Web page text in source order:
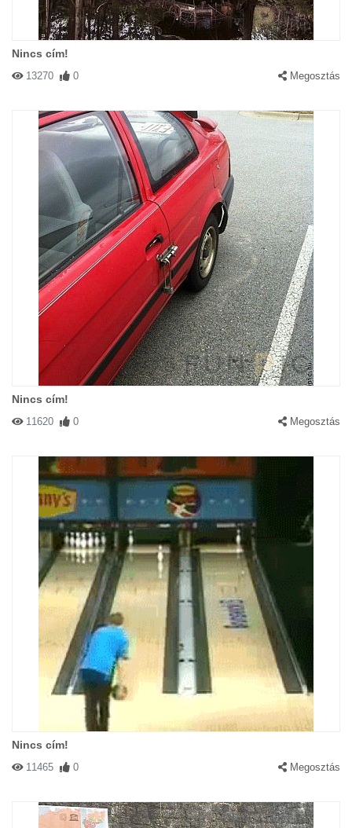
Nincs cím!
13270 0 Megosztás
Nincs cím!
11620 0 Megosztás
Nincs cím!
11465 0 Megosztás